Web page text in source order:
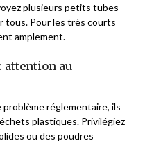
plusieurs petits tubes
tous. Pour les très courts
amplement.
attention au
réglementaire, ils
plastiques. Privilégiez
ou des poudres